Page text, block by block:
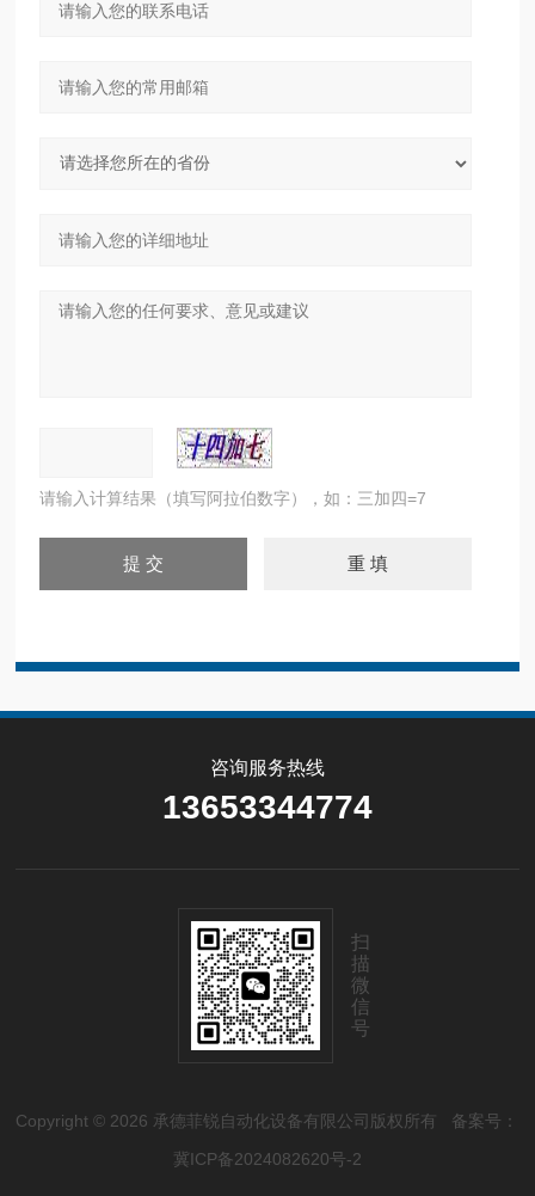
请输入计算结果（填写阿拉伯数字），如：三加四=7
咨询服务热线
13653344774
扫
描
微
信
号
Copyright © 2026 承德菲锐自动化设备有限公司版权所有 备案号：
冀ICP备2024082620号-2